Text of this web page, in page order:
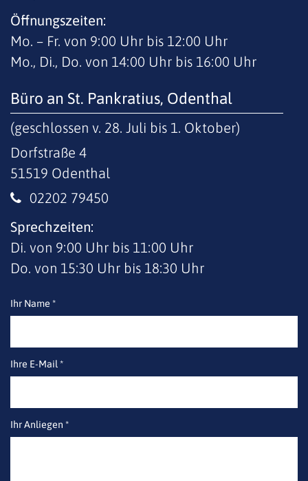
Öffnungszeiten:
Mo. – Fr. von 9:00 Uhr bis 12:00 Uhr
Mo., Di., Do. von 14:00 Uhr bis 16:00 Uhr
Büro an St. Pankratius, Odenthal
(geschlossen v. 28. Juli bis 1. Oktober)
Dorfstraße 4
51519 Odenthal
02202 79450
Sprechzeiten:
Di. von 9:00 Uhr bis 11:00 Uhr
Do. von 15:30 Uhr bis 18:30 Uhr
Ihr Name *
Ihre E-Mail *
Ihr Anliegen *